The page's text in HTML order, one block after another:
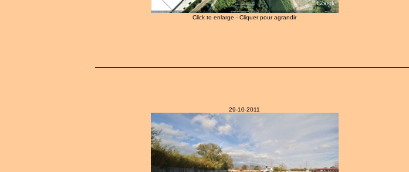
Click to enlarge - Cliquer pour agrandir
29-10-2011